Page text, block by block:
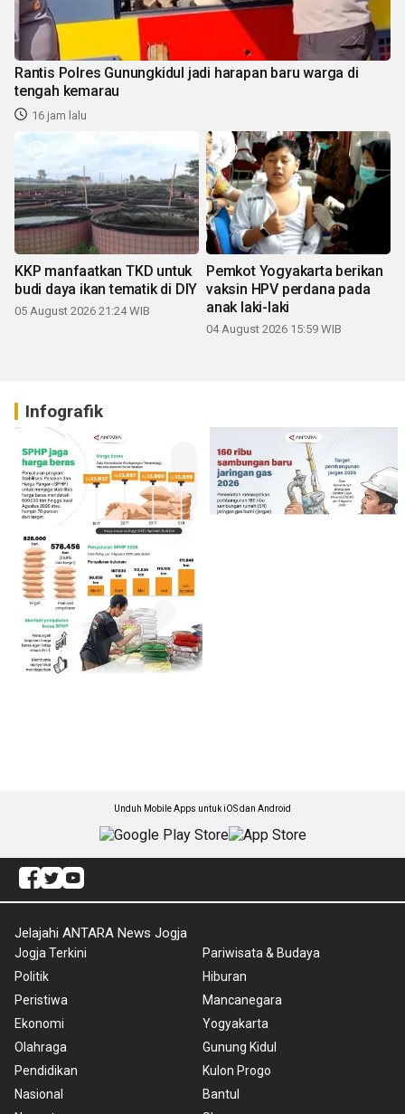
Rantis Polres Gunungkidul jadi harapan baru warga di
tengah kemarau
16 jam lalu
KKP manfaatkan TKD untuk
budi daya ikan tematik di DIY
05 August 2026 21:24 WIB
Pemkot Yogyakarta berikan
vaksin HPV perdana pada
anak laki-laki
04 August 2026 15:59 WIB
Infografik
Unduh Mobile Apps untuk iOS dan Android
Jelajahi ANTARA News Jogja
Jogja Terkini
Politik
Peristiwa
Ekonomi
Olahraga
Pendidikan
Nasional
Pariwisata & Budaya
Hiburan
Mancanegara
Yogyakarta
Gunung Kidul
Kulon Progo
Bantul